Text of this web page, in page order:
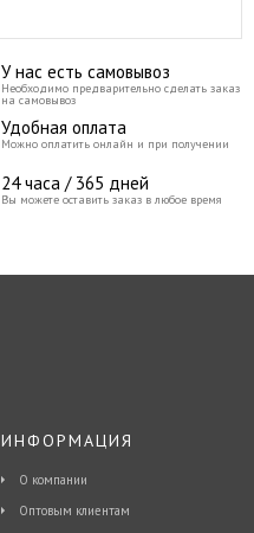
У нас есть самовывоз
Необходимо предварительно сделать заказ
на самовывоз
Удобная оплата
Можно оплатить онлайн и при получении
24 часа / 365 дней
Вы можете оставить заказ в любое время
ИНФОРМАЦИЯ
О компании
Оптовым клиентам